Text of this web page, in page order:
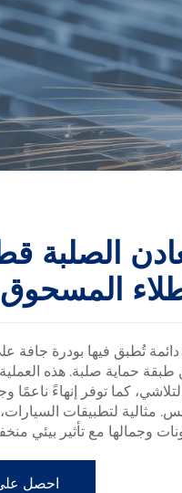
الصلبة
طلاء المسحوق
تُطبق فيها بودرة جافة
حماية صلبة. هذه العملية
كما توفر إنهاءً ناعمًا
مثالية لتطبيقات السيارات،
وجمالها مع تأثير بيئي
احصل